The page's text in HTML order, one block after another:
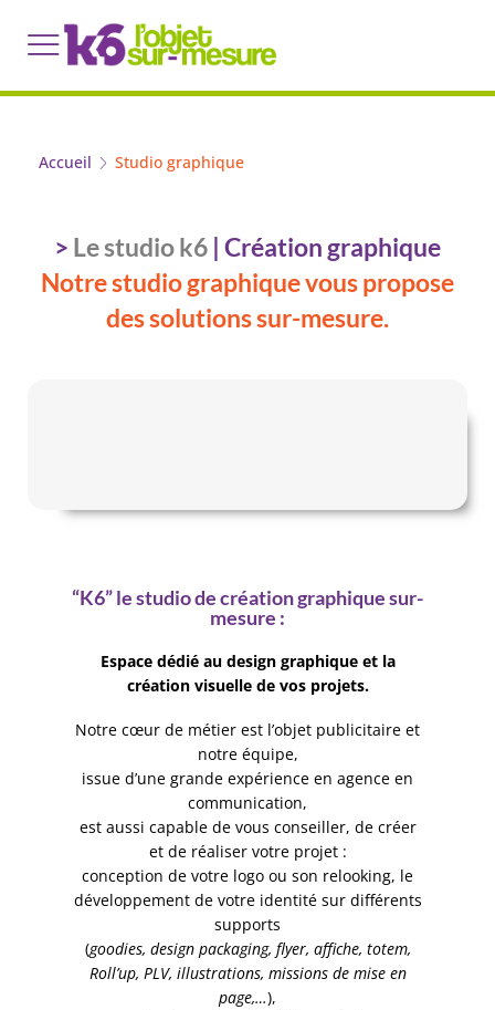
Accueil Studio graphique
> Le studio k6 | Création graphique
Notre studio graphique vous propose
des solutions sur-mesure.
“K6” le studio de création graphique sur-
mesure :
Espace dédié au design graphique et la
création visuelle de vos projets.
Notre cœur de métier est l’objet publicitaire et
notre équipe,
issue d’une grande expérience en agence en
communication,
est aussi capable de vous conseiller, de créer
et de réaliser votre projet :
conception de votre logo ou son relooking, le
développement de votre identité sur différents
supports
(goodies, design packaging, flyer, affiche, totem,
Roll’up, PLV, illustrations, missions de mise en
page,…),